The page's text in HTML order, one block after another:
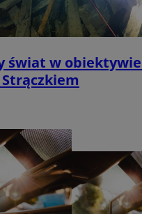
świat w